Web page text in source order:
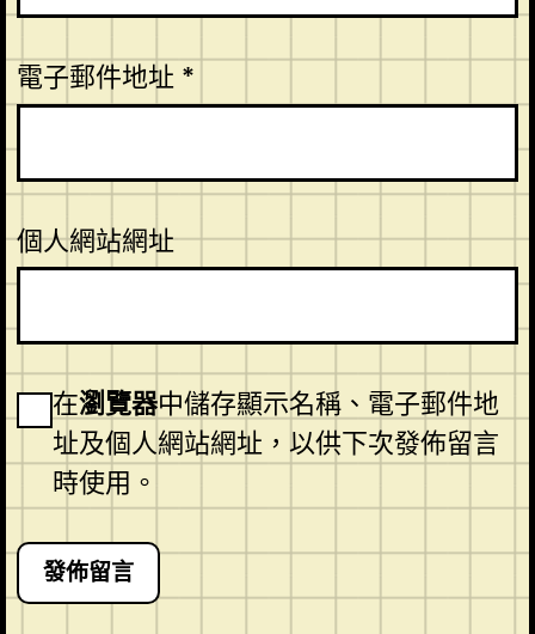
電子郵件地址 *
個人網站網址
在瀏覽器中儲存顯示名稱、電子郵件地
址及個人網站網址，以供下次發佈留言
時使用。